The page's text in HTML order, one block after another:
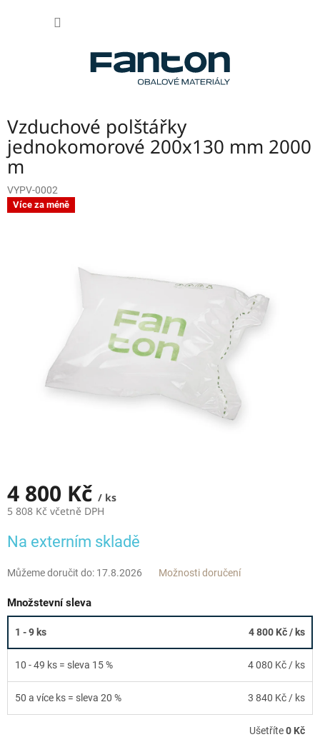
Vzduchové polštářky
jednokomorové 200x130 mm 2000
m
VYPV-0002
Více za méně
4 800 Kč / ks
5 808 Kč včetně DPH
cena:
Na externím skladě
Můžeme doručit do: 17.8.2026 Možnosti doručení
Množstevní sleva
1 - 9 ks 4 800 Kč/ ks
10 - 49 ks = sleva 15 % 4 080 Kč / ks
50 a více ks = sleva 20 % 3 840 Kč / ks
Ušetříte0 Kč